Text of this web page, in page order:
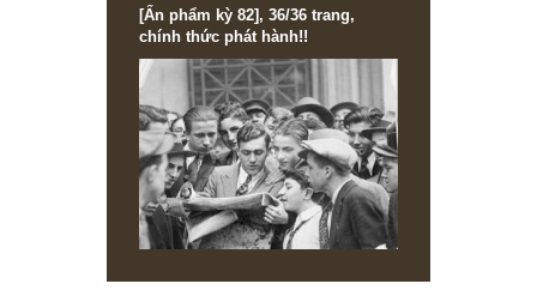
[Ấn phẩm kỳ 82], 36/36 trang,
chính thức phát hành!!